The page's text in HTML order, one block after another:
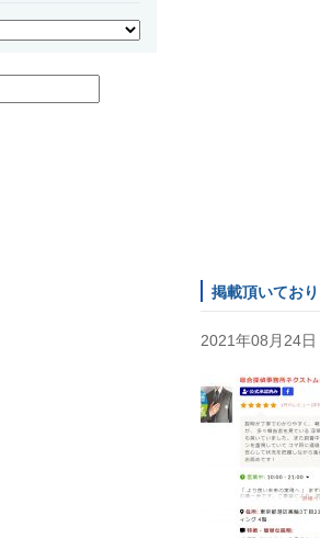
掲載頂いてお
2021年08月24日